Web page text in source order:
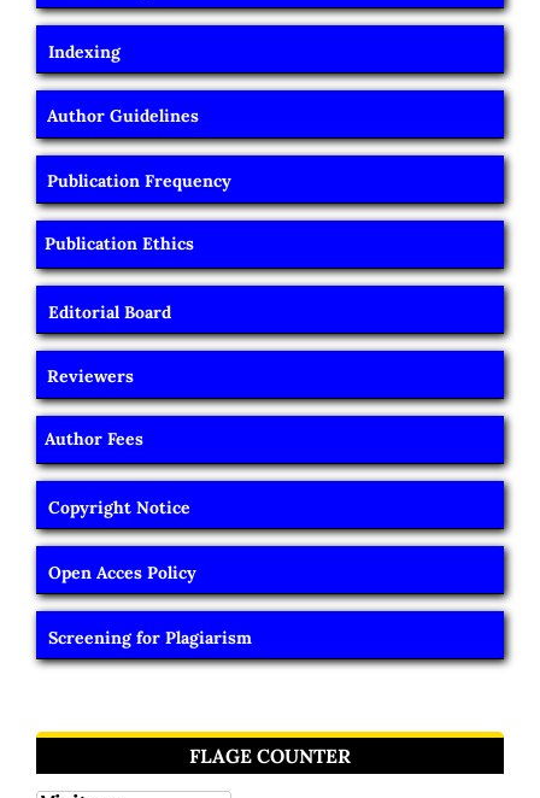
Indexing
Author Guidelines
Publication Frequency
Publication Ethics
Editorial Board
Reviewers
Author Fees
Copyright Notice
Open Acces Policy
Screening for Plagiarism
FLAGE COUNTER